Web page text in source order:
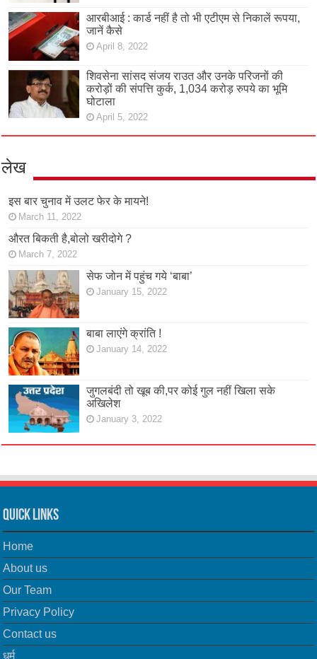
आरबीआई : कार्ड नहीं है तो भी एटीएम से निकालें रूपया,
जानें कैसे
April 8, 2022
शिवसेना सांसद संजय राउत और उनके परिजनों की
करोड़ों की संपत्ति कुर्क, 1,034 करोड़ रुपये का भूमि
घोटाला
April 5, 2022
लेख
इस बार चुनाव में उलट फेर के मायने!
March 11, 2022
औरत बिकती है,बोलो खरीदोगे ?
March 7, 2022
सेफ जोन में पहुंच गये ‘बाबा’
January 15, 2022
बाबा लाएंगे क्रांति !
January 14, 2022
जुगलबंदी तो खूब की,पर कोई गुल नहीं खिला सके
अखिलेश
January 3, 2022
Quick Links
Home
About us
Our Team
Privacy Policy
Contact us
धर्म